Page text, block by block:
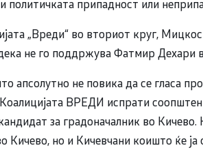
политичката припадност или
„Вреди“ во вториот круг,
не го поддржува Фатмир Дехари
апсолутно не повика да се гласа
ВРЕДИ испрати
за градоначалник во Кичево.
но и Кичевчани коишто ќе ја